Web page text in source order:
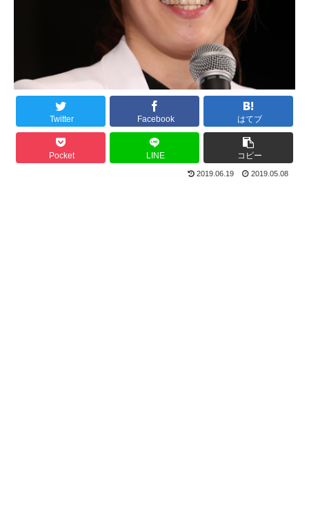
Twitter Facebook はてブ
Pocket LINE コピー
2019.06.19 2019.05.08